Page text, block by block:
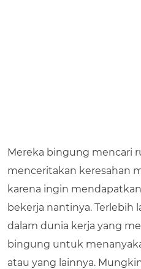
Mereka bingung mencari
menceritakan keresahan
karena ingin
bekerja nantinya. Terlebih
dalam dunia kerja yang
bingung untuk
atau yang lainnya.